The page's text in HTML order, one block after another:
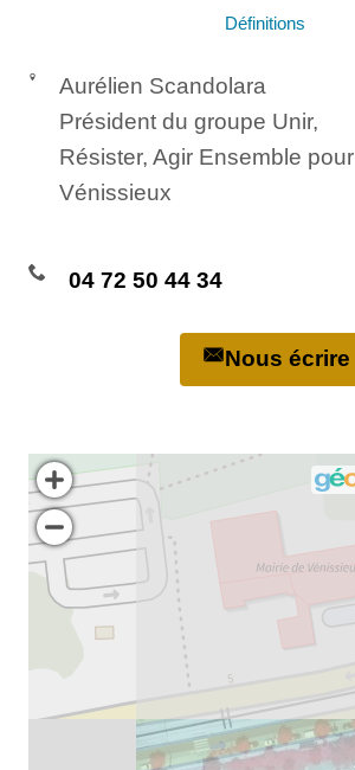
Définitions
Aurélien Scandolara
Président du groupe Unir,
Résister, Agir Ensemble pour
Vénissieux
04 72 50 44 34
Nous écrire